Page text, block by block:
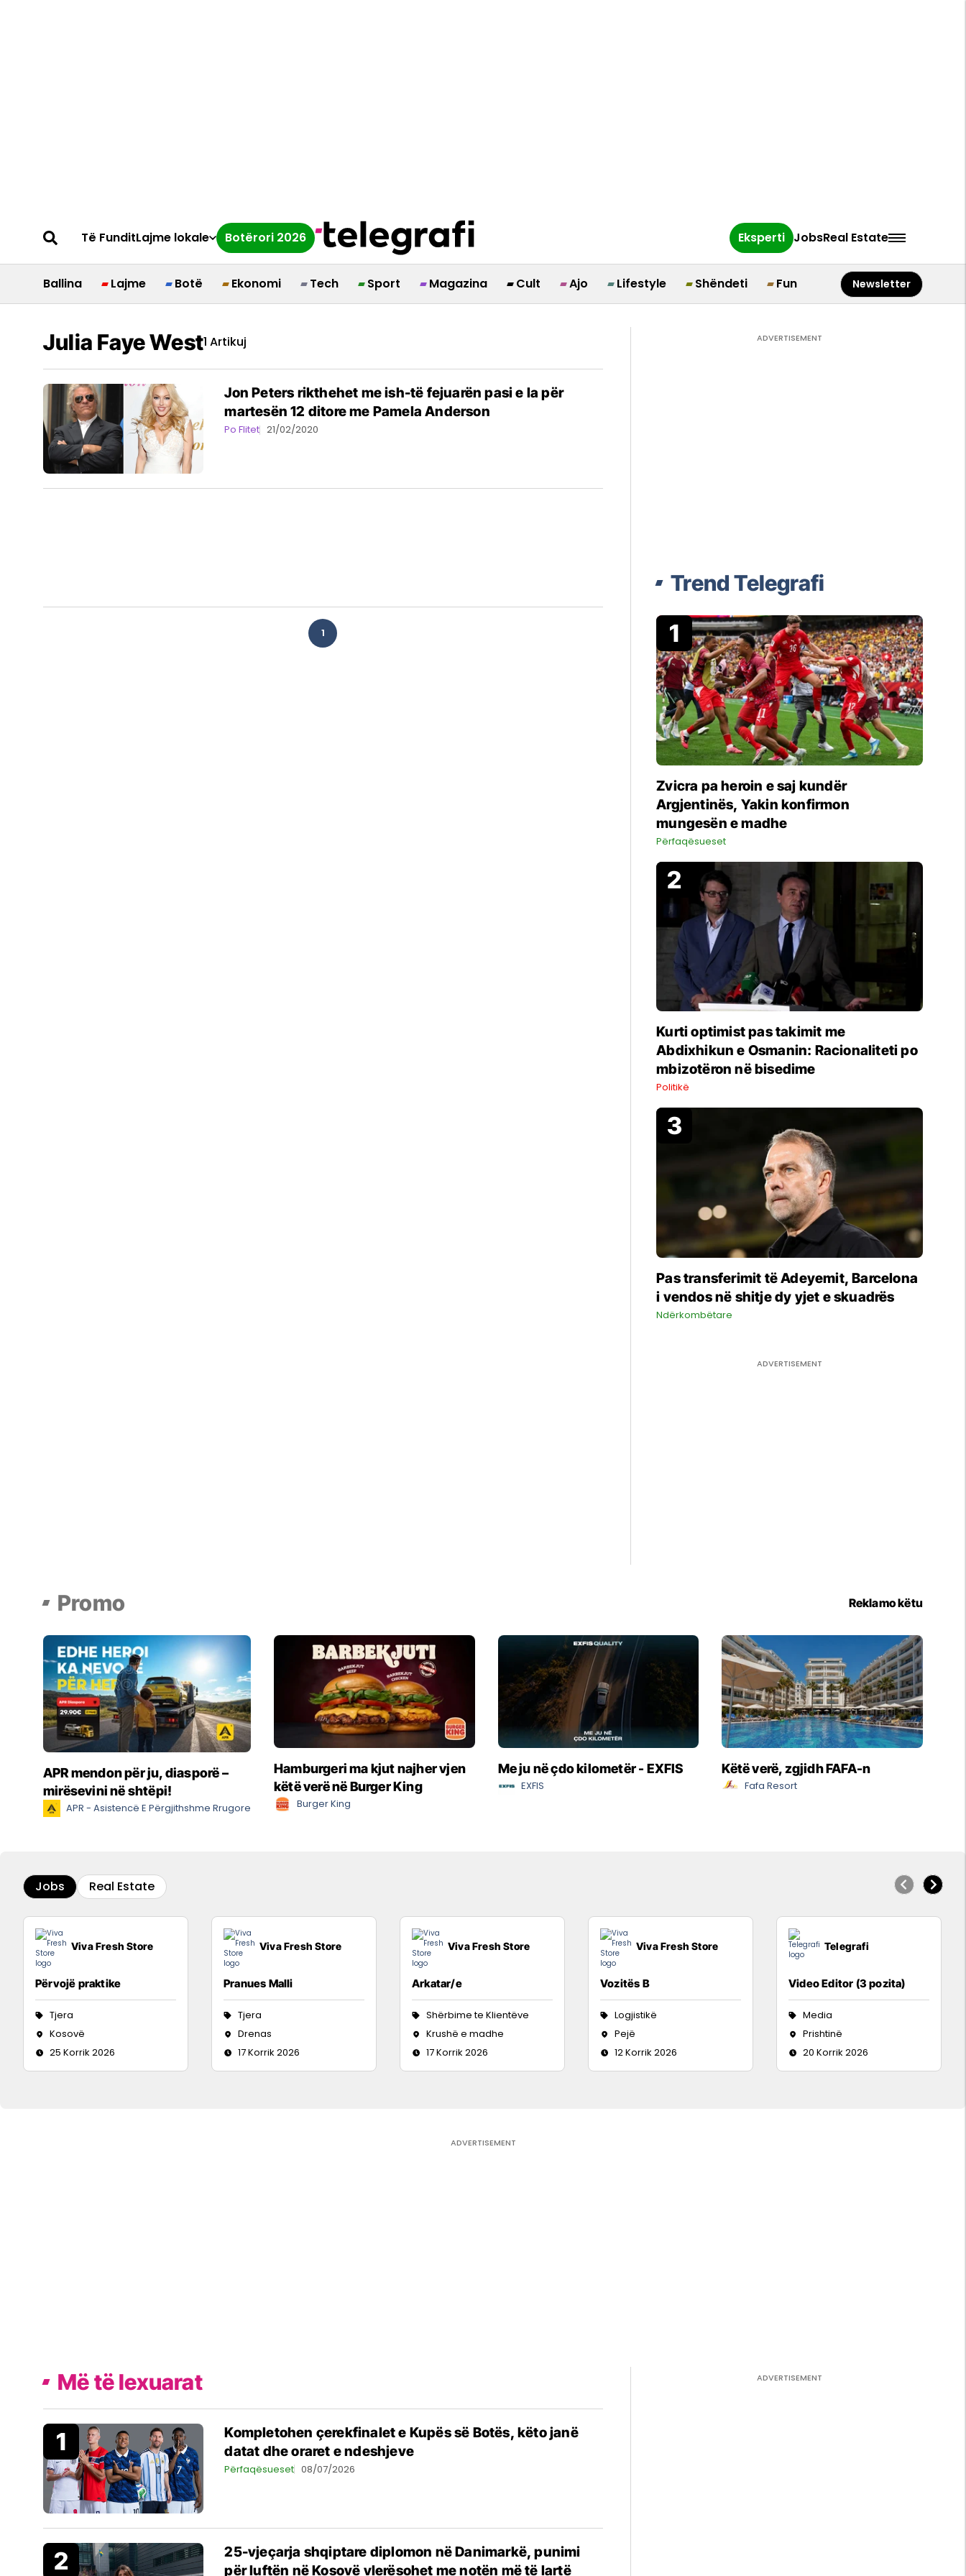
Të FunditLajme lokale Botërori 2026 Eksperti JobsReal Estate
Ballina Lajme Botë Ekonomi Tech Sport Magazina Cult Ajo Lifestyle Shëndeti Fun Newsletter
Julia Faye West1 Artikuj
Jon Peters rikthehet me ish-të fejuarën pasi e la për
martesën 12 ditore me Pamela Anderson
Po Flitet 21/02/2020
1
Trend Telegrafi
Zvicra pa heroin e saj kundër
Argjentinës, Yakin konfirmon
mungesën e madhe
Përfaqësueset
Kurti optimist pas takimit me
Abdixhikun e Osmanin: Racionaliteti po
mbizotëron në bisedime
Politikë
Pas transferimit të Adeyemit, Barcelona
i vendos në shitje dy yjet e skuadrës
Ndërkombëtare
Promo Reklamo këtu
APR mendon për ju, diasporë –
mirësevini në shtëpi!
APR - Asistencë E Përgjithshme Rrugore
Hamburgeri ma kjut najher vjen
këtë verë në Burger King
Burger King
Me ju në çdo kilometër - EXFIS
EXFIS
Këtë verë, zgjidh FAFA-n
Fafa Resort
Jobs Real Estate
Viva Fresh Store
Përvojë praktike
Tjera
Kosovë
25 Korrik 2026
Viva Fresh Store
Pranues Malli
Tjera
Drenas
17 Korrik 2026
Viva Fresh Store
Arkatar/e
Shërbime te Klientëve
Krushë e madhe
17 Korrik 2026
Viva Fresh Store
Vozitës B
Logjistikë
Pejë
12 Korrik 2026
Telegrafi
Video Editor (3 pozita)
Media
Prishtinë
20 Korrik 2026
Më të lexuarat
Kompletohen çerekfinalet e Kupës së Botës, këto janë
datat dhe oraret e ndeshjeve
Përfaqësueset 08/07/2026
25-vjeçarja shqiptare diplomon në Danimarkë, punimi
për luftën në Kosovë vlerësohet me notën më të lartë